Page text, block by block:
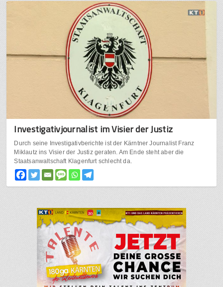
Investigativjournalist im Visier der Justiz
Durch seine Investigativberichte ist der Kärntner Journalist Franz
Miklautz ins Visier der Justiz geraten. Am Ende steht aber die
Staatsanwaltschaft Klagenfurt schlecht da.